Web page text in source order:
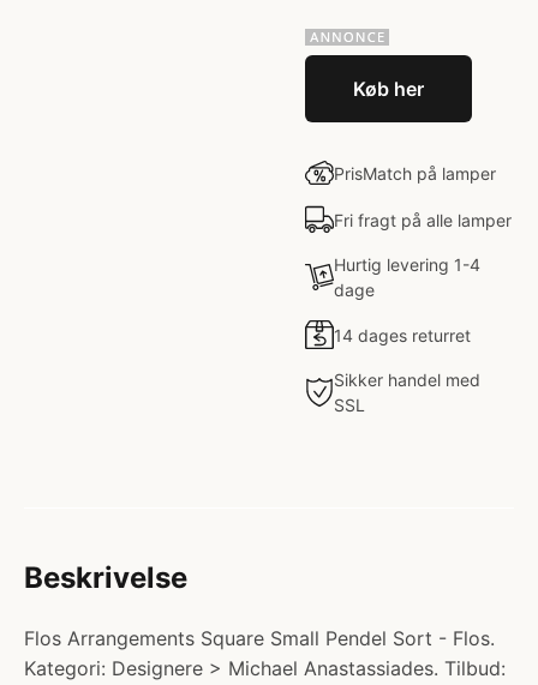
Køb her
PrisMatch på lamper
Fri fragt på alle lamper
Hurtig levering 1-4
dage
14 dages returret
Sikker handel med
SSL
Beskrivelse
Flos Arrangements Square Small Pendel Sort - Flos.
Kategori: Designere > Michael Anastassiades. Tilbud: